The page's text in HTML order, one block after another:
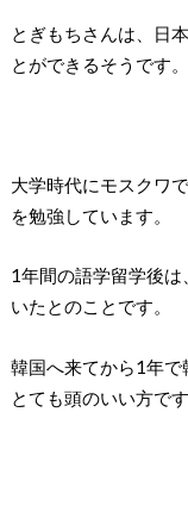
とぎもちさんは、日
とができるそうです。
大学時代にモスクワ
を勉強しています。
1年間の語学留学後
いたとのことです。
韓国へ来てから1年
とても頭のいい方です